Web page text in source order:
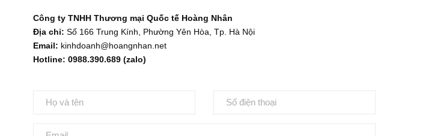
Công ty TNHH Thương mại Quốc tế Hoàng Nhân
Địa chỉ: Số 166 Trung Kính, Phường Yên Hòa, Tp. Hà Nội
Email: kinhdoanh@hoangnhan.net
Hotline: 0988.390.689 (zalo)